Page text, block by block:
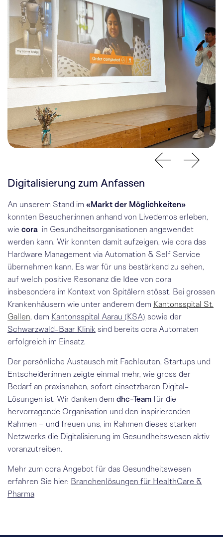
Digitalisierung zum Anfassen
An unserem Stand im «Markt der Möglichkeiten»
konnten Besucher:innen anhand von Livedemos erleben,
wie cora in Gesundheitsorganisationen angewendet
werden kann. Wir konnten damit aufzeigen, wie cora das
Hardware Management via Automation & Self Service
übernehmen kann. Es war für uns bestärkend zu sehen,
auf welch positive Resonanz die Idee von cora
insbesondere im Kontext von Spitälern stösst. Bei grossen
Krankenhäusern wie unter anderem dem Kantonsspital St.
Gallen, dem Kantonsspital Aarau (KSA) sowie der
Schwarzwald-Baar Klinik sind bereits cora Automaten
erfolgreich im Einsatz.
Der persönliche Austausch mit Fachleuten, Startups und
Entscheider:innen zeigte einmal mehr, wie gross der
Bedarf an praxisnahen, sofort einsetzbaren Digital-
Lösungen ist. Wir danken dem dhc-Team für die
hervorragende Organisation und den inspirierenden
Rahmen – und freuen uns, im Rahmen dieses starken
Netzwerks die Digitalisierung im Gesundheitswesen aktiv
voranzutreiben.
Mehr zum cora Angebot für das Gesundheitswesen
erfahren Sie hier: Branchenlösungen für HealthCare &
Pharma